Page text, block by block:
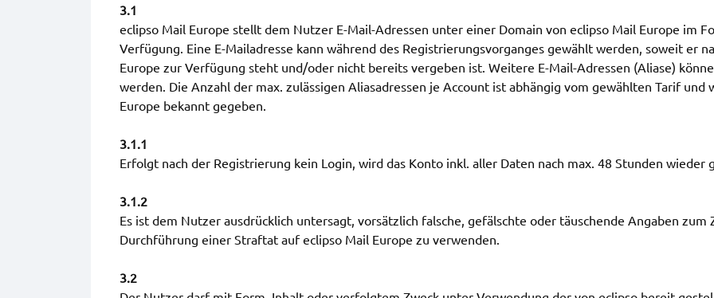
3.1
eclipso Mail Europe stellt dem Nutzer E-Mail-Adressen unter einer Domain von eclipso Mail Europe im
Verfügung. Eine E-Mailadresse kann während des Registrierungsvorganges gewählt werden, soweit er
Europe zur Verfügung steht und/oder nicht bereits vergeben ist. Weitere E-Mail-Adressen (Aliase)
werden. Die Anzahl der max. zulässigen Aliasadressen je Account ist abhängig vom gewählten Tarif und
Europe bekannt gegeben.
3.1.1
Erfolgt nach der Registrierung kein Login, wird das Konto inkl. aller Daten nach max. 48 Stunden wieder
3.1.2
Es ist dem Nutzer ausdrücklich untersagt, vorsätzlich falsche, gefälschte oder täuschende Angaben
Durchführung einer Straftat auf eclipso Mail Europe zu verwenden.
3.2